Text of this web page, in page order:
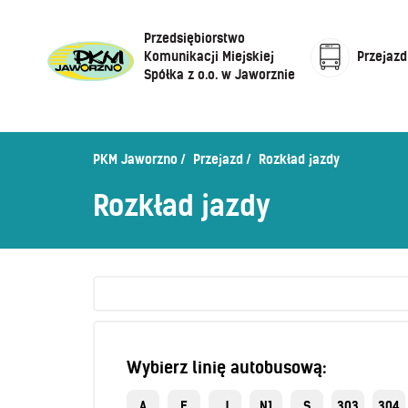
Przedsiębiorstwo
Komunikacji Miejskiej
Spółka z o.o. w Jaworznie
Przejazd
Rozkład jazdy
Zaplanuj podróż –
Sprzedaż biletów u kierowców
PKM Jaworzno Przejazd Rozkład jazdy
Rozkład jazdy
Wybierz linię autobusową: